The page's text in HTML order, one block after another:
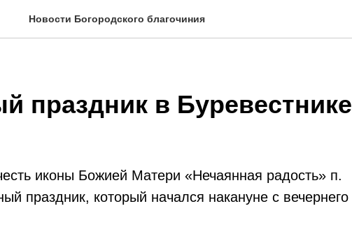
Новости Богородского благочиния
праздник в Буревестнике
иконы Божией Матери «Нечаянная радость» п.
праздник, который начался накануне с вечернего